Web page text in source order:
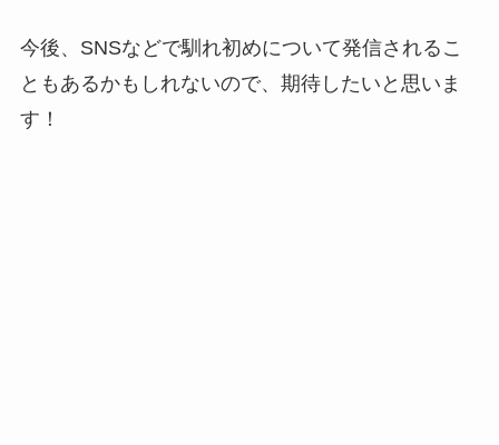
今後、SNSなどで馴れ初めについて発信されるこ
ともあるかもしれないので、期待したいと思いま
す！